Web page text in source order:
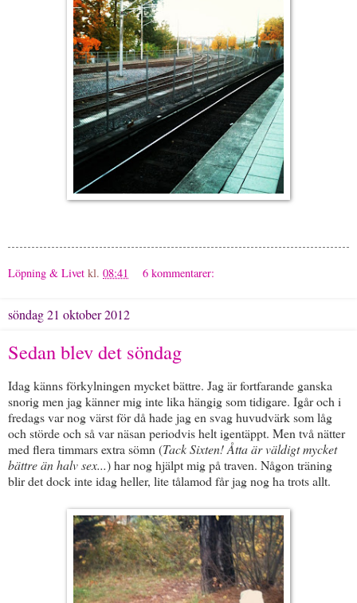
Löpning & Livet kl. 08:41 6 kommentarer:
söndag 21 oktober 2012
Sedan blev det söndag
Idag känns förkylningen mycket bättre. Jag är fortfarande ganska
snorig men jag känner mig inte lika hängig som tidigare. Igår och i
fredags var nog värst för då hade jag en svag huvudvärk som låg
och störde och så var näsan periodvis helt igentäppt. Men två nätter
med flera timmars extra sömn (Tack Sixten! Åtta är väldigt mycket
bättre än halv sex...) har nog hjälpt mig på traven. Någon träning
blir det dock inte idag heller, lite tålamod får jag nog ha trots allt.